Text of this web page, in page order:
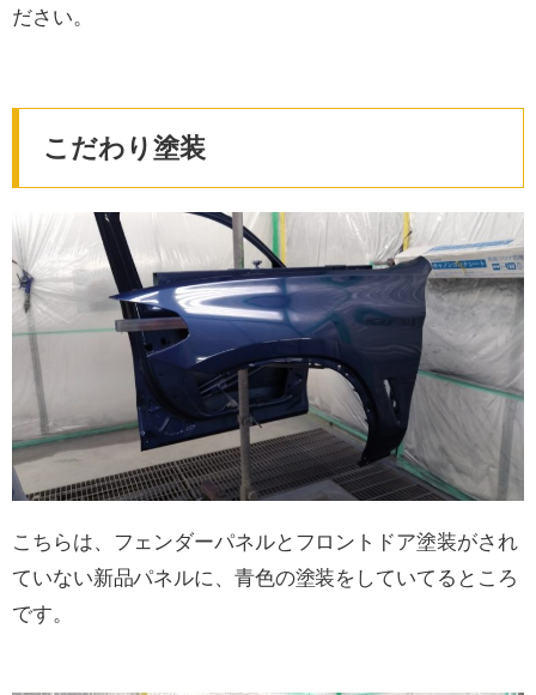
ださい。
こだわり塗装
こちらは、フェンダーパネルとフロントドア塗装がされ
ていない新品パネルに、青色の塗装をしていてるところ
です。